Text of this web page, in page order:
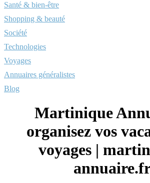
Santé & bien-être
Shopping & beauté
Société
Technologies
Voyages
Annuaires généralistes
Blog
Martinique
organisez vos
voyages |